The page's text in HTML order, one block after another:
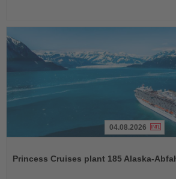
die
04.08.2026
Princess Cruises plant 185 Alaska-